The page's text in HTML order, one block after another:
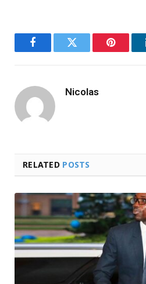
FacebookTwitter Pinterest
Nicolas
RELATED POSTS